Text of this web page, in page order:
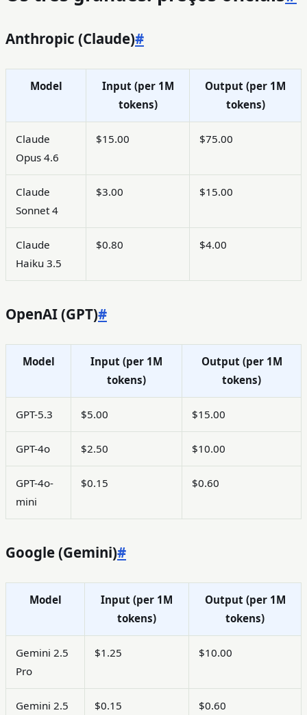
Anthropic (Claude)#
Model
Input (per 1M
tokens)
Output (per 1M
tokens)
Claude
Opus 4.6
$15.00 $75.00
Claude
Sonnet 4
$3.00 $15.00
Claude
Haiku 3.5
$0.80 $4.00
OpenAI (GPT)#
Model
Input (per 1M
tokens)
Output (per 1M
tokens)
GPT-5.3 $5.00 $15.00
GPT-4o $2.50 $10.00
GPT-4o-
mini
$0.15 $0.60
Google (Gemini)#
Model
Input (per 1M
tokens)
Output (per 1M
tokens)
Gemini 2.5
Pro
$1.25 $10.00
Gemini 2.5
$0.15 $0.60